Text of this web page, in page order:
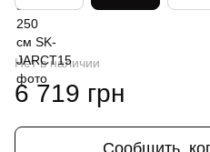
Нет в наличии
6 719 грн
Сообщить,